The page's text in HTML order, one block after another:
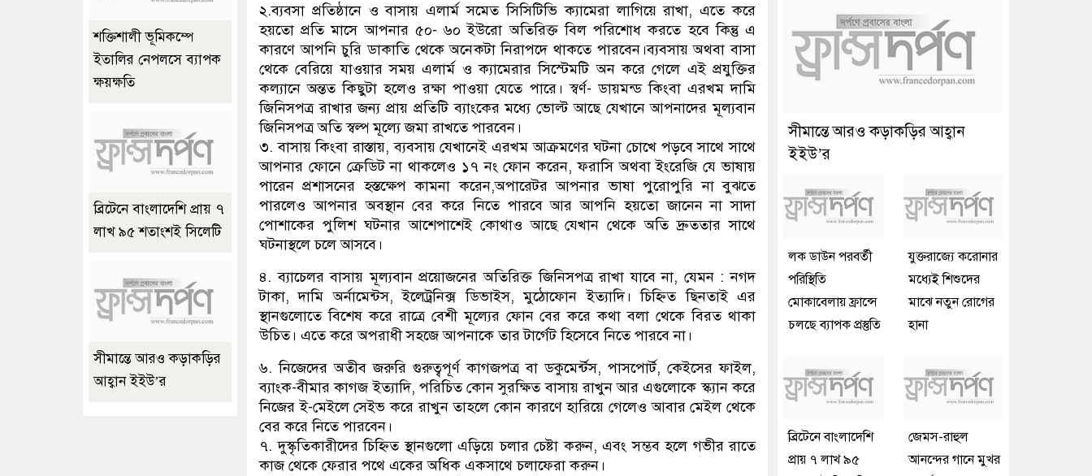
২.ব্যবসা প্রতিষ্ঠানে ও বাসায় এলার্ম সমেত সিসিটিভি ক্যামেরা লাগিয়ে রাখা, এতে করে
হয়তো প্রতি মাসে আপনার ৫০- ৬০ ইউরো অতিরিক্ত বিল পরিশোধ করতে হবে কিন্তু এ
কারণে আপনি চুরি ডাকাতি থেকে অনেকটা নিরাপদে থাকতে পারবেন।ব্যবসায় অথবা বাসা
থেকে বেরিয়ে যাওয়ার সময় এলার্ম ও ক্যামেরার সিস্টেমটি অন করে গেলে এই প্রযুক্তির
কল্যানে অন্তত কিছুটা হলেও রক্ষা পাওয়া যেতে পারে। স্বর্ণ- ডায়মন্ড কিংবা এরখম দামি
জিনিসপত্র রাখার জন্য প্রায় প্রতিটি ব্যাংকের মধ্যে ভোল্ট আছে যেখানে আপনাদের মূল্যবান
জিনিসপত্র অতি স্বল্প মূল্যে জমা রাখতে পারবেন।
৩. বাসায় কিংবা রাস্তায়, ব্যবসায় যেখানেই এরখম আক্রমণের ঘটনা চোখে পড়বে সাথে সাথে
আপনার ফোনে ক্রেডিট না থাকলেও ১৭ নং ফোন করেন, ফরাসি অথবা ইংরেজি যে ভাষায়
পারেন প্রশাসনের হস্তক্ষেপ কামনা করেন,অপারেটর আপনার ভাষা পুরোপুরি না বুঝতে
পারলেও আপনার অবস্থান বের করে নিতে পারবে আর আপনি হয়তো জানেন না সাদা
পোশাকের পুলিশ ঘটনার আশেপাশেই কোথাও আছে যেখান থেকে অতি দ্রুততার সাথে
ঘটনাস্থলে চলে আসবে।
৪. ব্যাচেলর বাসায় মূল্যবান প্রয়োজনের অতিরিক্ত জিনিসপত্র রাখা যাবে না, যেমন : নগদ
টাকা, দামি অর্নামেন্টস, ইলেট্রনিক্স ডিভাইস, মুঠোফোন ইত্যাদি। চিহ্নিত ছিনতাই এর
স্থানগুলোতে বিশেষ করে রাত্রে বেশী মূল্যের ফোন বের করে কথা বলা থেকে বিরত থাকা
উচিত। এতে করে অপরাধী সহজে আপনাকে তার টার্গেট হিসেবে নিতে পারবে না।
৬. নিজেদের অতীব জরুরি গুরুত্বপূর্ণ কাগজপত্র বা ডকুমের্ন্টস, পাসপোর্ট, কেইসের ফাইল,
ব্যাংক-বীমার কাগজ ইত্যাদি, পরিচিত কোন সুরক্ষিত বাসায় রাখুন আর এগুলোকে স্ক্যান করে
নিজের ই-মেইলে সেইভ করে রাখুন তাহলে কোন কারণে হারিয়ে গেলেও আবার মেইল থেকে
বের করে নিতে পারবেন।
৭. দুস্কৃতিকারীদের চিহ্নিত স্থানগুলো এড়িয়ে চলার চেষ্টা করুন, এবং সম্ভব হলে গভীর রাতে
কাজ থেকে ফেরার পথে একের অধিক একসাথে চলাফেরা করুন।
শক্তিশালী ভূমিকম্পে
ইতালির নেপলসে ব্যাপক
ক্ষয়ক্ষতি
ব্রিটেনে বাংলাদেশি প্রায় ৭
লাখ ৯৫ শতাংশই সিলেটি
সীমান্তে আরও কড়াকড়ির
আহ্বান ইইউ’র
সীমান্তে আরও কড়াকড়ির আহ্বান
ইইউ’র
লক ডাউন পরবর্তী
পরিস্থিতি
মোকাবেলায় ফ্রান্সে
চলছে ব্যাপক প্রস্তুতি
যুক্তরাজ্যে করোনার
মধ্যেই শিশুদের
মাঝে নতুন রোগের
হানা
ব্রিটেনে বাংলাদেশি
প্রায় ৭ লাখ ৯৫
জেমস-রাহুল
আনন্দের গানে মুখর